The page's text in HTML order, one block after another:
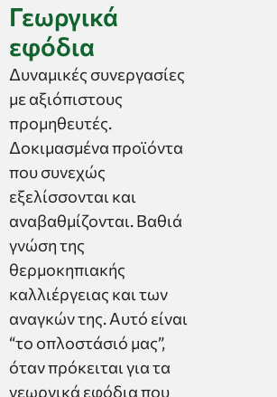
Γεωργικά
εφόδια
Δυναμικές συνεργασίες
με αξιόπιστους
προμηθευτές.
Δοκιμασμένα προϊόντα
που συνεχώς
εξελίσσονται και
αναβαθμίζονται. Βαθιά
γνώση της
θερμοκηπιακής
καλλιέργειας και των
αναγκών της. Αυτό είναι
“το οπλοστάσιό μας”,
όταν πρόκειται για τα
γεωργικά εφόδια που